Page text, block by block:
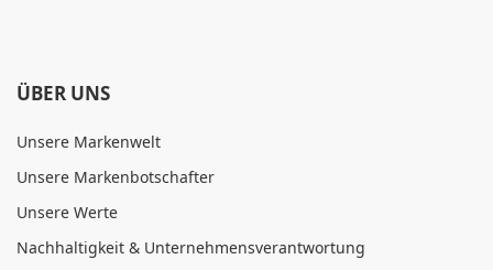
ÜBER UNS
Unsere Markenwelt
Unsere Markenbotschafter
Unsere Werte
Nachhaltigkeit & Unternehmensverantwortung